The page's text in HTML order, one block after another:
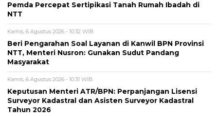
Pemda Percepat Sertipikasi Tanah Rumah Ibadah di
NTT
Kamis, 6 Agustus 2026 - 10:32 WIB
Beri Pengarahan Soal Layanan di Kanwil BPN Provinsi
NTT, Menteri Nusron: Gunakan Sudut Pandang
Masyarakat
Kamis, 6 Agustus 2026 - 10:31 WIB
Keputusan Menteri ATR/BPN: Perpanjangan Lisensi
Surveyor Kadastral dan Asisten Surveyor Kadastral
Tahun 2026